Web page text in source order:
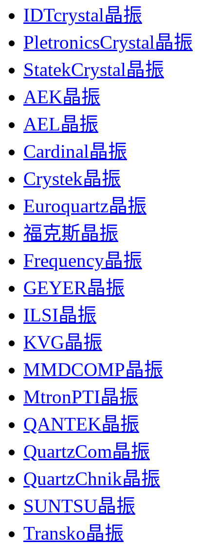
IDTcrystal晶振
PletronicsCrystal晶振
StatekCrystal晶振
AEK晶振
AEL晶振
Cardinal晶振
Crystek晶振
Euroquartz晶振
福克斯晶振
Frequency晶振
GEYER晶振
ILSI晶振
KVG晶振
MMDCOMP晶振
MtronPTI晶振
QANTEK晶振
QuartzCom晶振
QuartzChnik晶振
SUNTSU晶振
Transko晶振